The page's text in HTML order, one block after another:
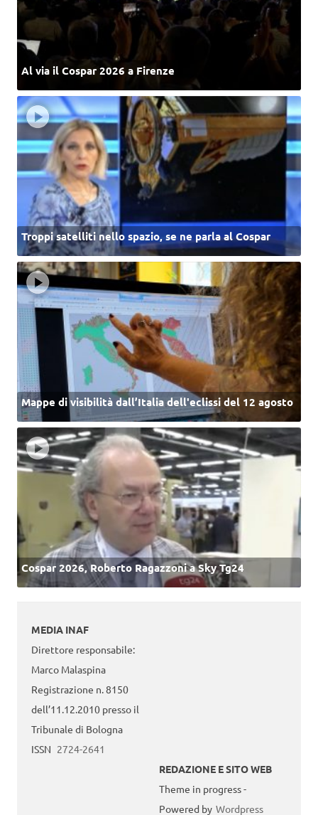
Al via il Cospar 2026 a Firenze
Troppi satelliti nello spazio, se ne parla al Cospar
Mappe di visibilità dall’Italia dell'eclissi del 12 agosto
Cospar 2026, Roberto Ragazzoni a Sky Tg24
MEDIA INAF
Direttore responsabile:
Marco Malaspina
Registrazione n. 8150
dell’11.12.2010 presso il
Tribunale di Bologna
ISSN 2724-2641
REDAZIONE E SITO WEB
Theme in progress -
Powered by Wordpress